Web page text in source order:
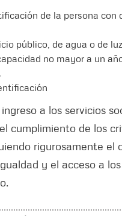
de la persona
público, de agua o de
no mayor a un
a los servicios
cumplimiento de los
rigurosamente
y el acceso a